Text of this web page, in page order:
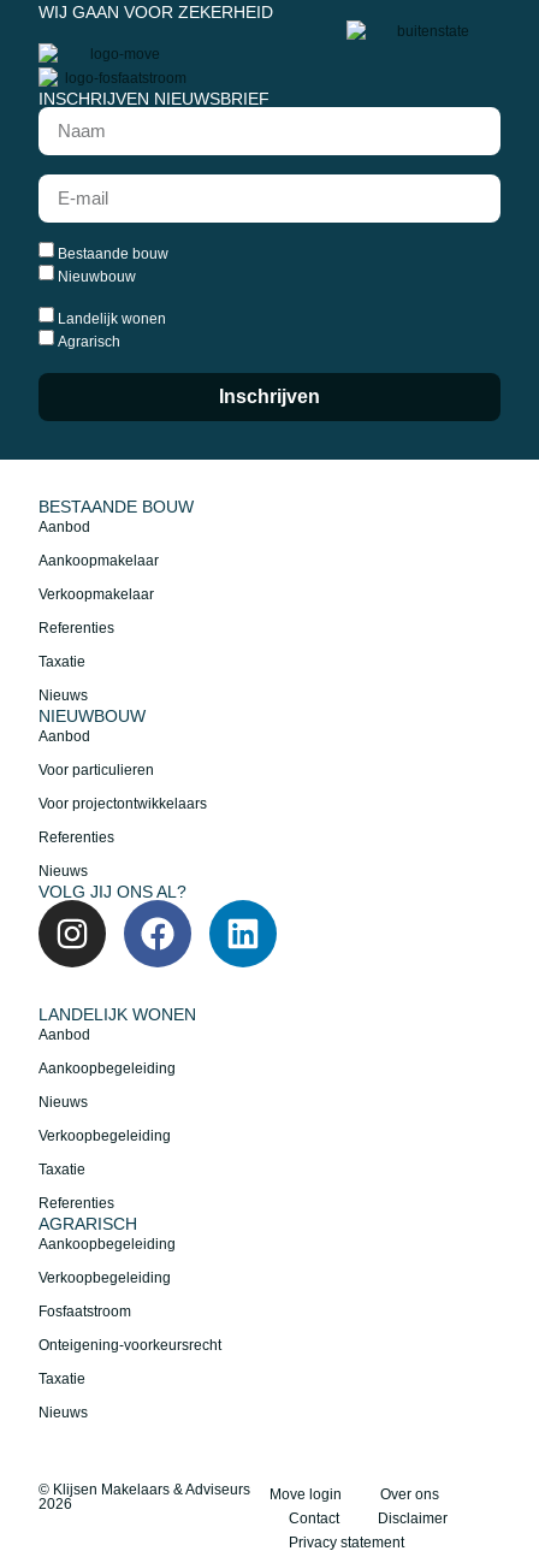
WIJ GAAN VOOR ZEKERHEID
INSCHRIJVEN NIEUWSBRIEF
Bestaande bouw
Nieuwbouw
Landelijk wonen
Agrarisch
Inschrijven
BESTAANDE BOUW
Aanbod
Aankoopmakelaar
Verkoopmakelaar
Referenties
Taxatie
Nieuws
NIEUWBOUW
Aanbod
Voor particulieren
Voor projectontwikkelaars
Referenties
Nieuws
VOLG JIJ ONS AL?
LANDELIJK WONEN
Aanbod
Aankoopbegeleiding
Nieuws
Verkoopbegeleiding
Taxatie
Referenties
AGRARISCH
Aankoopbegeleiding
Verkoopbegeleiding
Fosfaatstroom
Onteigening-voorkeursrecht
Taxatie
Nieuws
© Klijsen Makelaars & Adviseurs
2026
Move login
Over ons
Contact
Disclaimer
Privacy statement